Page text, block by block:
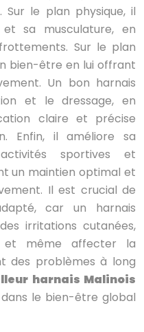
Sur le plan physique, il
sa musculature, en
Sur le plan
bien-être en lui offrant
Un bon harnais
et le dressage, en
claire et précise
Enfin, il améliore sa
sportives et
un maintien optimal et
Il est crucial de
car un harnais
irritations cutanées,
et même affecter la
des problèmes à long
harnais Malinois
le bien-être global